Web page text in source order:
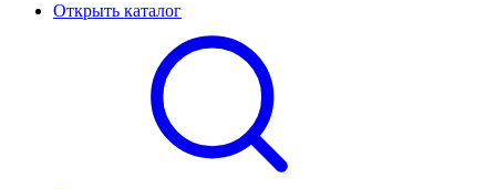
Открыть каталог